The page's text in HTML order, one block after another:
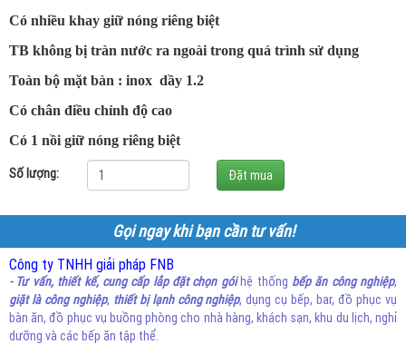
Có nhiều khay giữ nóng riêng biệt
TB không bị tràn nước ra ngoài trong quá trình sử dụng
Toàn bộ mặt bàn : inox dầy 1.2
Có chân điều chỉnh độ cao
Có 1 nồi giữ nóng riêng biệt
Số lượng:
Gọi ngay khi bạn cần tư vấn!
Công ty TNHH giải pháp FNB
- Tư vấn, thiết kế, cung cấp lắp đặt chọn góihệ thống bếp ăn công nghiệp,
giặt là công nghiệp, thiết bị lạnh công nghiệp, dụng cụ bếp, bar, đồ phục vụ
bàn ăn, đồ phục vụ buồng phòng cho nhà hàng, khách sạn, khu du lịch, nghỉ
dưỡng và các bếp ăn tập thể.